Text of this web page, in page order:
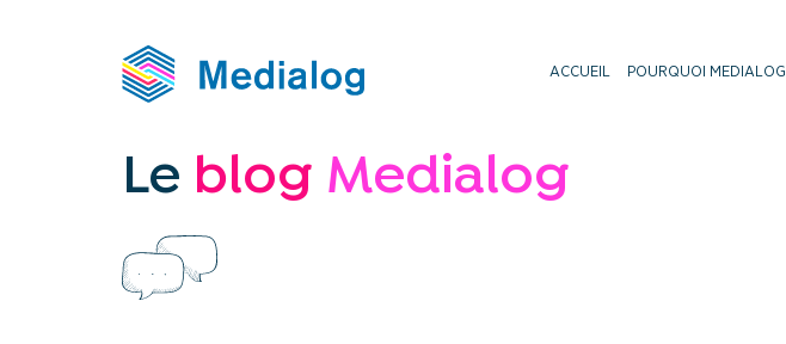
ACCUEIL POURQUOI MEDIALOG
Le blog Medialog